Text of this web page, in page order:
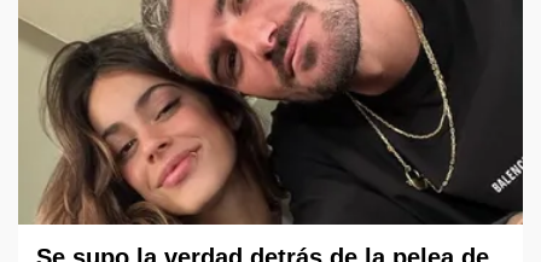
Se supo la verdad detrás de la pelea de